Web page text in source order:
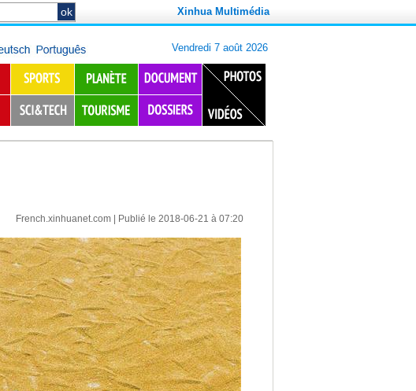
Xinhua Multimédia
French.xinhuanet.com| Publié le 2018-06-21 à 07:20